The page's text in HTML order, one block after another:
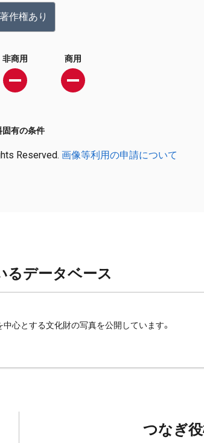
著作権あり
非商用 商用
固有の条件
Reserved. 画像等利用の申請について
るデータベース
心とする文化財の写真を公開しています。
つなぎ